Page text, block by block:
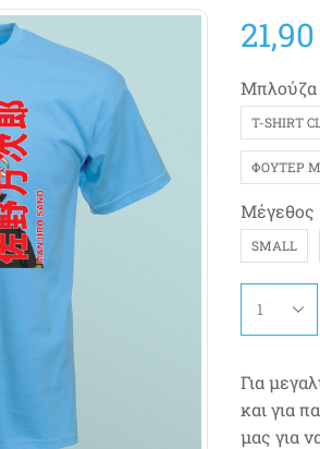
21,90
Μπλούζα
T-SHIRT
ΦΟΎΤΕΡ
Μέγεθος
SMALL
Για
και για
μας για